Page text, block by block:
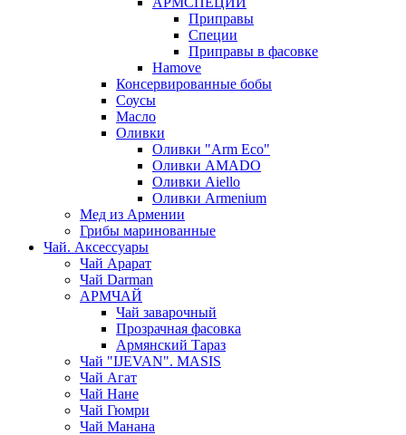
Приправы
Специи
Приправы в фасовке
Hamove
Консервированные бобы
Соусы
Масло
Оливки
Оливки "Arm Eco"
Оливки AMADO
Оливки Aiello
Оливки Armenium
Мед из Армении
Грибы маринованные
Чай. Аксессуары
Чай Арарат
Чай Darman
АРМЧАЙ
Чай заварочный
Прозрачная фасовка
Армянский Тараз
Чай "IJEVAN". MASIS
Чай Агат
Чай Нане
Чай Гюмри
Чай Манана